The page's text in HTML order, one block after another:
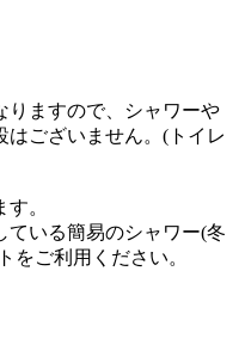
りますので、シャワーや
はございません。(トイレ
。
ている簡易のシャワー(冬
をご利用ください。